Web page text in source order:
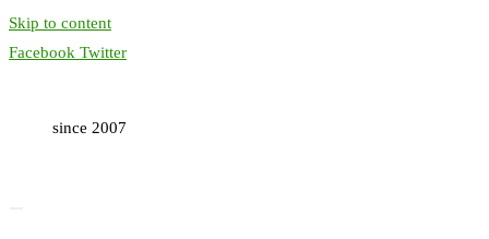
Skip to content
Facebook Twitter
since 2007